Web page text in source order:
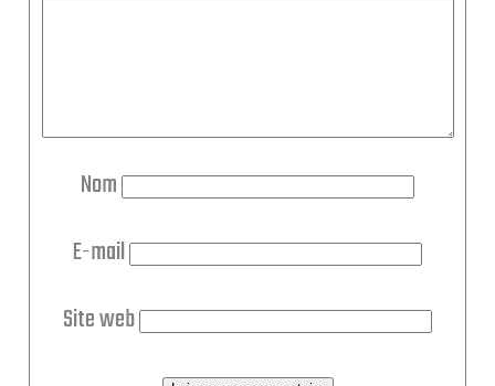
Nom
E-mail
Site web